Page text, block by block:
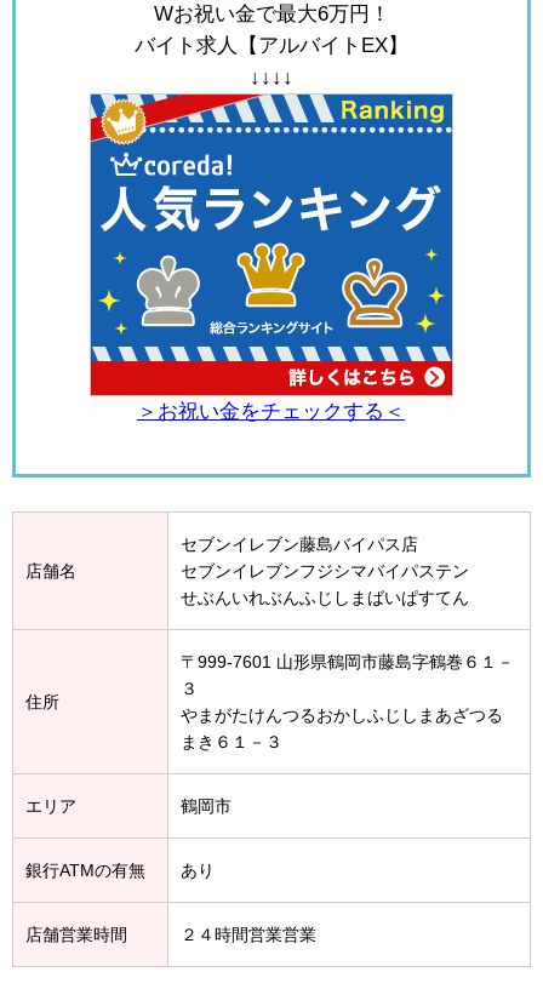
Wお祝い金で最大6万円！
バイト求人【アルバイトEX】
↓↓↓↓
＞お祝い金をチェックする＜
店舗名
セブンイレブン藤島バイパス店
セブンイレブンフジシマバイパステン
せぶんいれぶんふじしまばいぱすてん
住所
〒999-7601 山形県鶴岡市藤島字鶴巻６１－
３
やまがたけんつるおかしふじしまあざつる
まき６１－３
エリア 鶴岡市
銀行ATMの有無 あり
店舗営業時間 ２４時間営業営業